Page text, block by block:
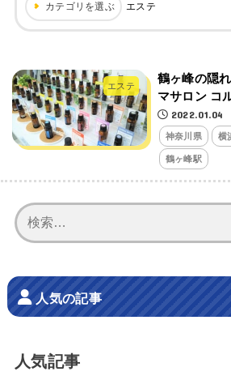
カテゴリを選ぶ エステ
エステ
鶴ヶ峰の隠
マサロン コ
2022.01.04
神奈川県 横
鶴ヶ峰駅
索:
人気の記事
人気記事